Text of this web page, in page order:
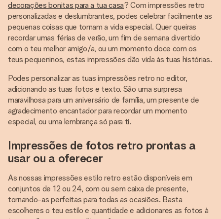
decorações bonitas para a tua casa? Com impressões retro
personalizadas e deslumbrantes, podes celebrar facilmente as
pequenas coisas que tornam a vida especial. Quer queiras
recordar umas férias de verão, um fim de semana divertido
com o teu melhor amigo/a, ou um momento doce com os
teus pequeninos, estas impressões dão vida às tuas histórias.
Podes personalizar as tuas impressões retro no editor,
adicionando as tuas fotos e texto. São uma surpresa
maravilhosa para um aniversário de família, um presente de
agradecimento encantador para recordar um momento
especial, ou uma lembrança só para ti.
Impressões de fotos retro prontas a
usar ou a oferecer
As nossas impressões estilo retro estão disponíveis em
conjuntos de 12 ou 24, com ou sem caixa de presente,
tornando-as perfeitas para todas as ocasiões. Basta
escolheres o teu estilo e quantidade e adicionares as fotos à